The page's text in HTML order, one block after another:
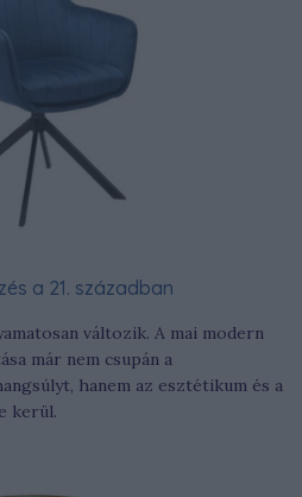
a 21. században
változik. A mai modern
már nem csupán a
hanem az esztétikum és a
kerül.